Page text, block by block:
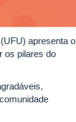
apresenta o
os pilares do